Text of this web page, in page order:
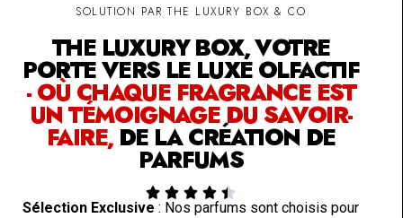
SOLUTION PAR THE LUXURY BOX & CO
THE LUXURY BOX, VOTRE
PORTE VERS LE LUXE OLFACTIF
- OÙ CHAQUE FRAGRANCE EST
UN TÉMOIGNAGE DU SAVOIR-
FAIRE,DE LA CRÉATION DE
PARFUMS
    
Sélection Exclusive : Nos parfums sont choisis pour